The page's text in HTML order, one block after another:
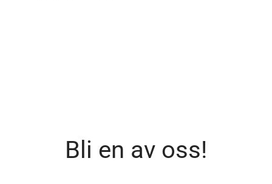
Bli en av oss!